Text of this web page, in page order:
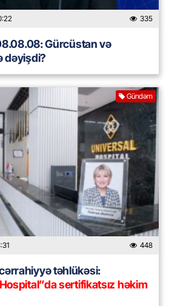
335
Gürcüstan və
dəyişdi?
Gündəm
448
təhlükəsi:
sertifikatsız həkim